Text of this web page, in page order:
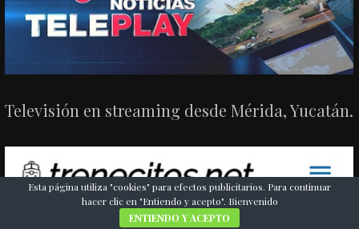
Televisión en streaming desde Mérida, Yucatán.
Esta página utiliza "cookies" para efectos publicitarios. Para continuar
hacer clic en "Entiendo y acepto". Bienvenido
ENTIENDO Y ACEPTO